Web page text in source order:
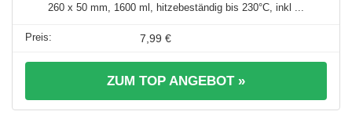
260 x 50 mm, 1600 ml, hitzebeständig bis 230°C, inkl ...
7,99 €
ZUM TOP ANGEBOT »